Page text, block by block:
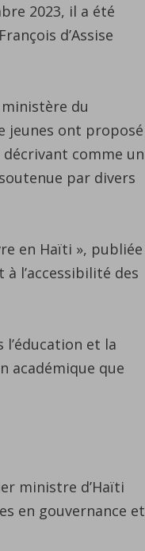
2023, il a été
d’Assise
du
jeunes ont proposé
comme un
par divers
en Haïti », publiée
l’accessibilité des
et la
académique que
ministre d’Haïti
en gouvernance et